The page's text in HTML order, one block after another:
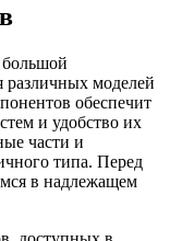
большой
различных моделей
обеспечит
и удобство их
части и
типа. Перед
в надлежащем